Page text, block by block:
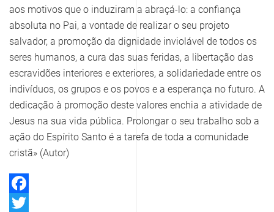
aos motivos que o induziram a abraçá-lo: a confiança
absoluta no Pai, a vontade de realizar o seu projeto
salvador, a promoção da dignidade inviolável de todos os
seres humanos, a cura das suas feridas, a libertação das
escravidões interiores e exteriores, a solidariedade entre os
indivíduos, os grupos e os povos e a esperança no futuro. A
dedicação à promoção deste valores enchia a atividade de
Jesus na sua vida pública. Prolongar o seu trabalho sob a
ação do Espírito Santo é a tarefa de toda a comunidade
cristã» (Autor)
Facebook